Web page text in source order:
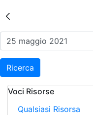
Risultati
Ricerca
Voci Risorse
Qualsiasi Risorsa